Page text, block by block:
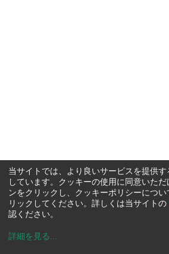
当サイトでは、より良いサービスを提供
しています。クッキーの使用に同意いた
ンをクリックし、クッキーポリシーにつ
リックしてください。詳しくは当サイトの
認ください。
詳細を見る ...